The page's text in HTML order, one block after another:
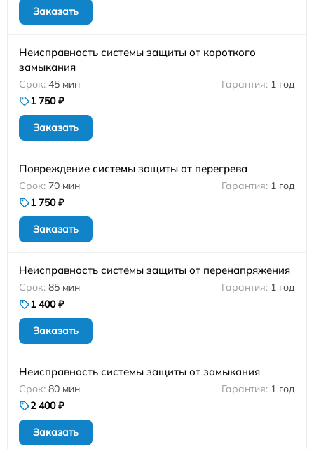
Заказать
Неисправность системы защиты от короткого
замыкания
45 мин
1 год
1 750 ₽
Заказать
Повреждение системы защиты от перегрева
70 мин
1 год
1 750 ₽
Заказать
Неисправность системы защиты от перенапряжения
85 мин
1 год
1 400 ₽
Заказать
Неисправность системы защиты от замыкания
80 мин
1 год
2 400 ₽
Заказать